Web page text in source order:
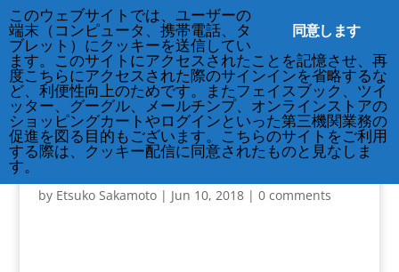
212-677-8621 info@crsny.org
image
by Etsuko Sakamoto| Jun 10, 2018| 0 comments
同意します
このウェブサイトでは、ユーザーの
端末（コンピュータ、携帯電話、タ
ブレット）にクッキーを送信してい
ます。このサイトにアクセスされたことを記憶させ、再
度こちらにアクセスされた際のサインインを省略するな
ど、利便性向上のためです。またフェイスブック、ツイ
ッター、グーグル、メールチンプ、オンラインストアの
ショッピングカートやログインといった第三機関業務の
促進を図る目的もございます。こちらのサイトをご利用
する際は、クッキー配信に同意されたものと見なしま
す。